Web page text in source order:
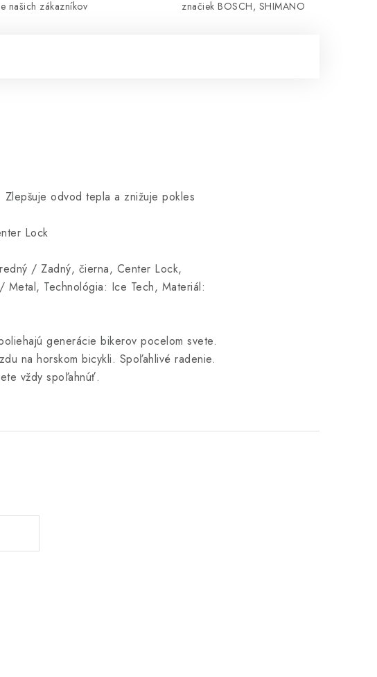
našich zákazníkov značiek BOSCH, SHIMANO
odvod tepla a znižuje pokles
Lock
/ Zadný, čierna, Center Lock,
Metal, Technológia: Ice Tech, Materiál:
generácie bikerov pocelom svete.
na horskom bicykli. Spoľahlivé radenie.
vždy spoľahnúť.